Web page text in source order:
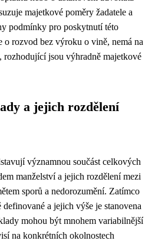
majetkové poměry žadatele a
podmínky pro poskytnutí této
o rozvod bez výroku o vině, nemá na
jsou výhradně majetkové
a jejich rozdělení
významnou součást celkových
manželství a jejich rozdělení mezi
sporů a nedorozumění. Zatímco
a jejich výše je stanovena
mohou být mnohem variabilnější
na konkrétních okolnostech